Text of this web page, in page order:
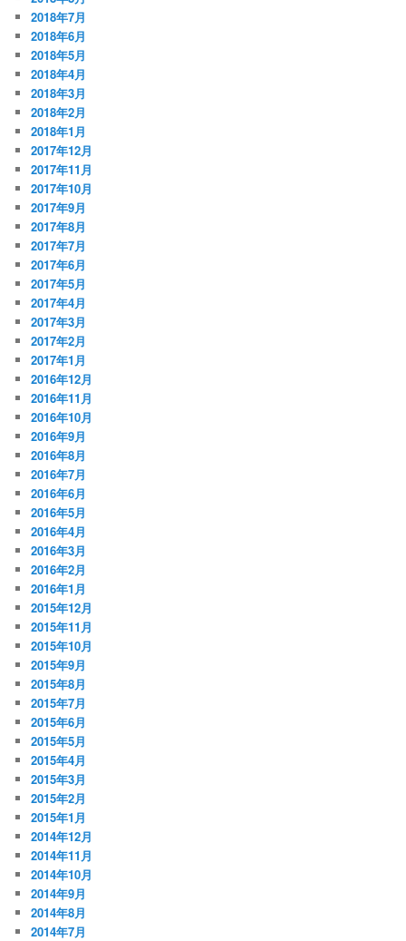
2018年7月
2018年6月
2018年5月
2018年4月
2018年3月
2018年2月
2018年1月
2017年12月
2017年11月
2017年10月
2017年9月
2017年8月
2017年7月
2017年6月
2017年5月
2017年4月
2017年3月
2017年2月
2017年1月
2016年12月
2016年11月
2016年10月
2016年9月
2016年8月
2016年7月
2016年6月
2016年5月
2016年4月
2016年3月
2016年2月
2016年1月
2015年12月
2015年11月
2015年10月
2015年9月
2015年8月
2015年7月
2015年6月
2015年5月
2015年4月
2015年3月
2015年2月
2015年1月
2014年12月
2014年11月
2014年10月
2014年9月
2014年8月
2014年7月